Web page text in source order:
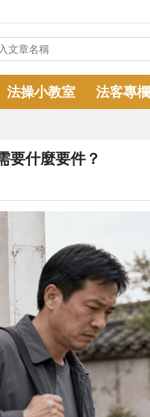
法操小教室 法客專欄
要什麼要件？